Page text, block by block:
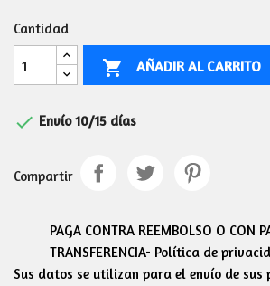
Cantidad
 AÑADIR AL CARRITO
 Envío 10/15 días
Compartir
PAGA CONTRA REEMBOLSO O CON
TRANSFERENCIA- Política de
Sus datos se utilizan para el envío de sus